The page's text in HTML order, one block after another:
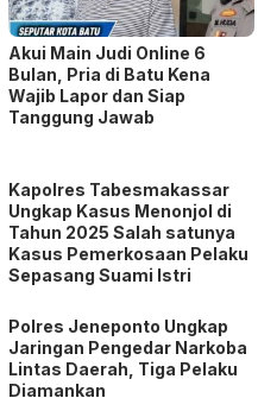
Akui Main Judi Online 6
Bulan, Pria di Batu Kena
Wajib Lapor dan Siap
Tanggung Jawab
Kapolres Tabesmakassar
Ungkap Kasus Menonjol di
Tahun 2025 Salah satunya
Kasus Pemerkosaan Pelaku
Sepasang Suami Istri
Polres Jeneponto Ungkap
Jaringan Pengedar Narkoba
Lintas Daerah, Tiga Pelaku
Diamankan